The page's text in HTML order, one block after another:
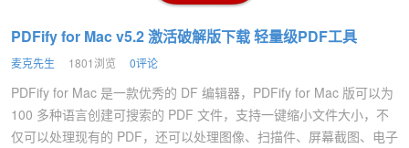
PDFify for Mac v5.2 激活破解版下载 轻量级PDF工具
麦克先生 1801浏览 0评论
PDFify for Mac 是一款优秀的 DF 编辑器，PDFify for Mac 版可以为
100 多种语言创建可搜索的 PDF 文件，支持一键缩小文件大小，不
仅可以处理现有的 PDF，还可以处理图像、扫描件、屏幕截图、电子